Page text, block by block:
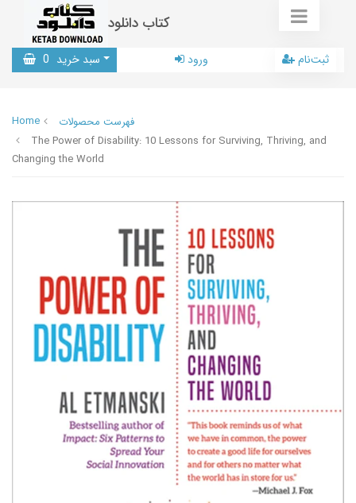
کتاب دانلود
سبد خرید 0 ورود ثبت‌نام
Home
فهرست محصولات
The Power of Disability: 10 Lessons for Surviving, Thriving, and
Changing the World